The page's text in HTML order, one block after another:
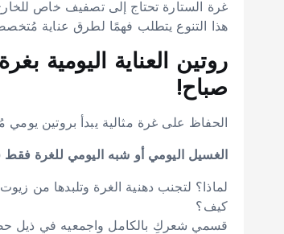
غرة الستارة تحتاج إلى تصفيف خاص
هذا التنوع يتطلب فهمًا لطرق عناية
روتين العناية
صباح!
الحفاظ على غرة مثالية يبدأ بروتين يومي
الغسيل اليومي أو شبه اليومي للغرة
لماذا؟ لتجنب دهنية الغرة وتلبدها من
كيف؟
قسمي شعركِ بالكامل واجمعيه في ذيل